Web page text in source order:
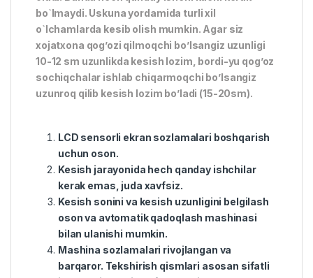
bo`lmaydi. Uskuna yordamida turli xil
o`lchamlarda kesib olish mumkin. Agar siz
xojatxona qog’ozi qilmoqchi bo’lsangiz uzunligi
10-12 sm uzunlikda kesish lozim, bordi-yu qog’oz
sochiqchalar ishlab chiqarmoqchi bo’lsangiz
uzunroq qilib kesish lozim bo’ladi (15-20sm).
LCD sensorli ekran sozlamalari boshqarish
uchun oson.
Kesish jarayonida hech qanday ishchilar
kerak emas, juda xavfsiz.
Kesish sonini va kesish uzunligini belgilash
oson va avtomatik qadoqlash mashinasi
bilan ulanishi mumkin.
Mashina sozlamalari rivojlangan va
barqaror. Tekshirish qismlari asosan sifatli